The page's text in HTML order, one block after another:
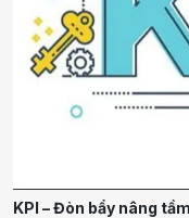
KPI – Đòn bẩy nâng